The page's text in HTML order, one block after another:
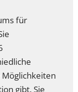
für
gibt. Sie